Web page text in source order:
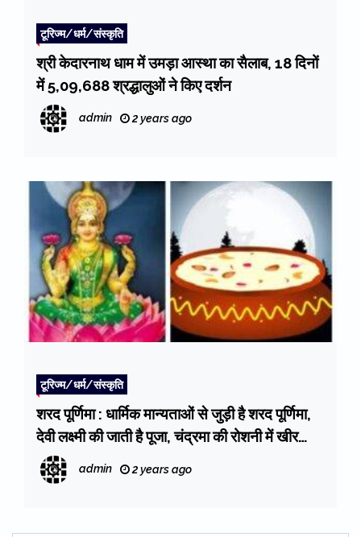
टूरिज्म/धर्म/संस्कृति
श्री केदारनाथ धाम में उमड़ा आस्था का सैलाब, 18 दिनों
में 5,09,688 श्रद्धालुओं ने किए दर्शन
admin 2 years ago
टूरिज्म/धर्म/संस्कृति
शरद पूर्णिमा : धार्मिक मान्यताओं से जुड़ी है शरद पूर्णिमा,
देवी लक्ष्मी की जाती है पूजा, चंद्रमा की रोशनी में खीर
रखने की भी परंपरा
admin 2 years ago